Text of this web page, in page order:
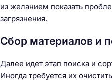
из желанием показать
загрязнения.
Сбор материалов и
Далее идет этап поиска и
Иногда требуется их